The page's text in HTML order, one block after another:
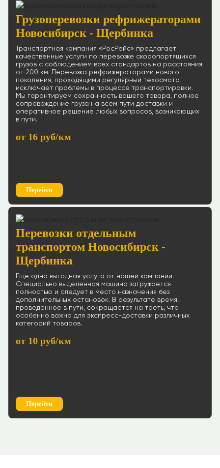
Грузоперевозки рефрижераторами
Новосибирск - Щербинка
Транспортная компания «РосРейс» предлагает
качественные услуги по перевозке скоропортящихся
грузов с соблюдением всех стандартов на расстояния
от 200 км. Перевозка рефрижераторами нового
поколения, проходящими регулярный техосмотр,
исключает проблемы в процессе транспортировки.
Мы гарантируем сохранность вашего товара, полное
сопровождение груза на всем пути доставки и
оперативное решение любых вопросов, возникающих
в пути.
от 16 руб/км
Перейти
Перевозки отдельным
транспортом Новосибирск -
Щербинка
Еще одна выгодная услуга от нашей компании.
Специально выделенная машина загружается
полностью и следует в место назначения без
дополнительных остановок. В результате время,
проведенное в пути, сокращается на треть, что
особенно важно для экспресс-доставки различных
категорий товаров.
от 10 руб/км
Перейти